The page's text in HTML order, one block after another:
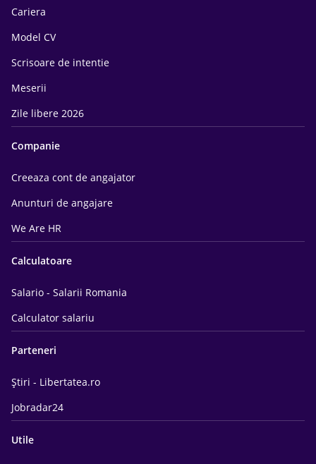
Cariera
Model CV
Scrisoare de intentie
Meserii
Zile libere 2026
Companie
Creeaza cont de angajator
Anunturi de angajare
We Are HR
Calculatoare
Salario - Salarii Romania
Calculator salariu
Parteneri
Știri - Libertatea.ro
Jobradar24
Utile